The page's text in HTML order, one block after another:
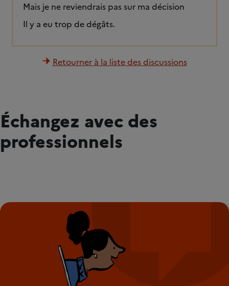
Mais je ne reviendrais pas sur ma décision
Il y a eu trop de dégâts.
Retourner à la liste des discussions
Échangez avec des
professionnels